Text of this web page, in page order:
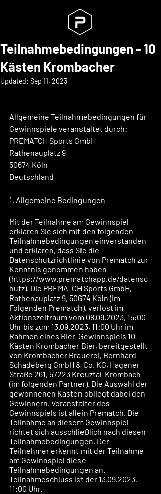
Teilnahmebedingungen - 10
Kästen Krombacher
Updated: Sep 11, 2023
Allgemeine Teilnahmebedingungen für
Gewinnspiele veranstaltet durch:
PREMATCH Sports GmbH
Rathenauplatz 9
50674 Köln
Deutschland
1. Allgemeine Bedingungen
Mit der Teilnahme am Gewinnspiel
erklären Sie sich mit den folgenden
Teilnahmebedingungen einverstanden
und erklären, dass Sie die
Datenschutzrichtlinie von Prematch zur
Kenntnis genommen haben
(https://www.prematchapp.de/datensc
hutz). Die PREMATCH Sports GmbH,
Rathenauplatz 9, 50674 Köln (im
Folgenden Prematch), verlost im
Aktionszeitraum vom 08.09.2023, 15:00
Uhr bis zum 13.09.2023, 11:00 Uhr im
Rahmen eines Bier-Gewinnspiels 10
Kästen Krombacher Bier, bereitgestellt
von Krombacher Brauerei, Bernhard
Schadeberg GmbH & Co. KG, Hagener
Straße 261, 57223 Kreuztal-Krombach
(im folgenden Partner). Die Auswahl der
gewonnenen Kästen obliegt dabei den
Gewinnern. Veranstalter des
Gewinnspiels ist allein Prematch. Die
Teilnahme an diesem Gewinnspiel
richtet sich ausschließlich nach diesen
Teilnahmebedingungen. Der
Teilnehmer erkennt mit der Teilnahme
am Gewinnspiel diese
Teilnahmebedingungen an.
Teilnahmeschluss ist der 13.09.2023,
11:00 Uhr.